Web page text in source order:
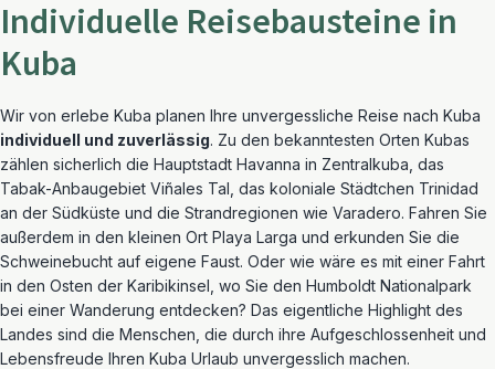
Individuelle Reisebausteine in
Kuba
Wir von erlebe Kuba planen Ihre unvergessliche Reise nach Kuba
individuell und zuverlässig. Zu den bekanntesten Orten Kubas
zählen sicherlich die Hauptstadt Havanna in Zentralkuba, das
Tabak-Anbaugebiet Viñales Tal, das koloniale Städtchen Trinidad
an der Südküste und die Strandregionen wie Varadero. Fahren Sie
außerdem in den kleinen Ort Playa Larga und erkunden Sie die
Schweinebucht auf eigene Faust. Oder wie wäre es mit einer Fahrt
in den Osten der Karibikinsel, wo Sie den Humboldt Nationalpark
bei einer Wanderung entdecken? Das eigentliche Highlight des
Landes sind die Menschen, die durch ihre Aufgeschlossenheit und
Lebensfreude Ihren Kuba Urlaub unvergesslich machen.